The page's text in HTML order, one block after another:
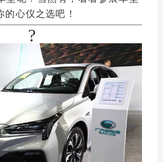
的心仪之选吧！
?